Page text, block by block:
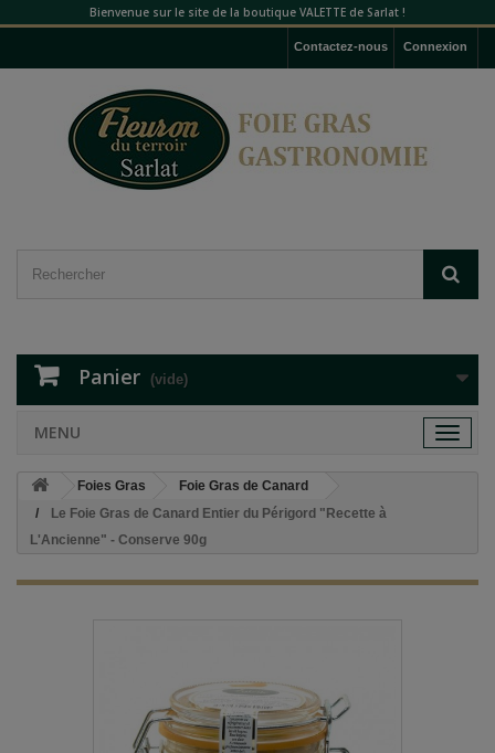
Bienvenue sur le site de la boutique VALETTE de Sarlat !
Connexion
Contactez-nous
Panier (vide)
Toggle
MENU
Foies Gras
Foie Gras de Canard
Le Foie Gras de Canard Entier du Périgord "Recette à
L'Ancienne" - Conserve 90g